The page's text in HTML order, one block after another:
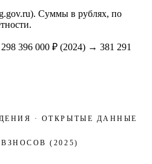
Суммы в рублях, по
298 396 000 ₽ (2024) → 381 291
· ОТКРЫТЫЕ ДАННЫЕ
(2025)